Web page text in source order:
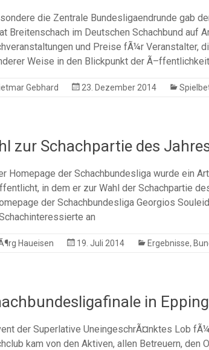
die Zentrale Bundesligaendrunde gab
Breitenschach im Deutschen Schachbund auf
und Preise fÃ¼r Veranstalter,
Weise in den Blickpunkt der
Gebhard 23. Dezember 2014
zur Schachpartie des
Homepage der Schachbundesliga wurde ein
in dem er zur Wahl der Schachpartie
der Schachbundesliga Georgios
an
Haueisen 19. Juli 2014 Ergebnisse,
in
der Superlative UneingeschrÃ¤nktes Lob
kam von den Aktiven, allen Betreuern, den